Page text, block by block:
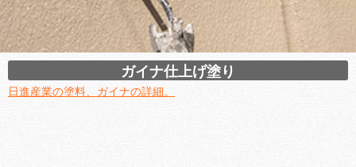
ガイナ仕上げ塗り
日進産業の塗料、ガイナの詳細。